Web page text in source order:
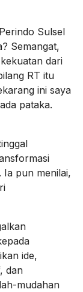
Sulsel
Semangat,
dari
RT itu
ini saya
pataka.
Ia pun menilai,
ide,
dan
mudahan